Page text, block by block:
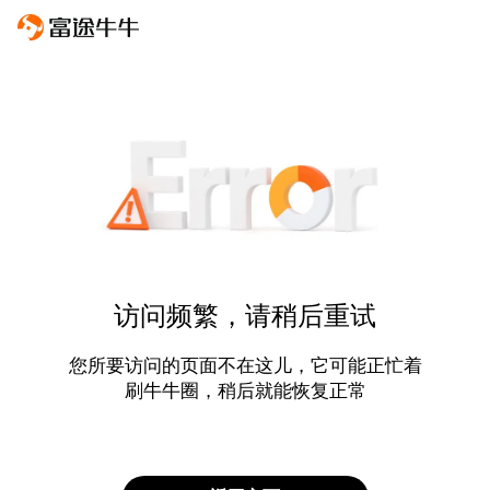
访问频繁，请稍后重试
您所要访问的页面不在这儿，它可能正忙着
刷牛牛圈，稍后就能恢复正常